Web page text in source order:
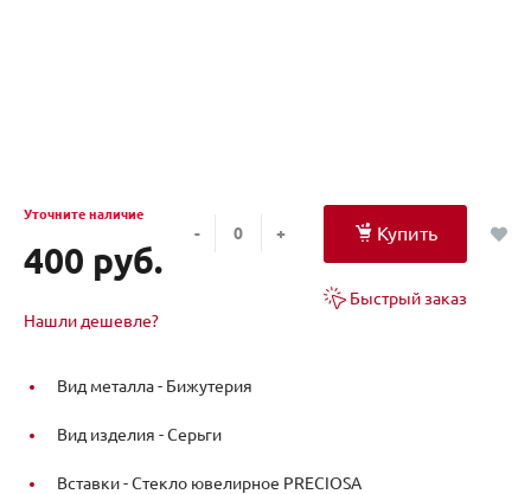
Уточните наличие
400 руб.
Нашли дешевле?
- + Купить
Быстрый заказ
Вид металла - Бижутерия
Вид изделия -Серьги
Вставки -Стекло ювелирное PRECIOSA